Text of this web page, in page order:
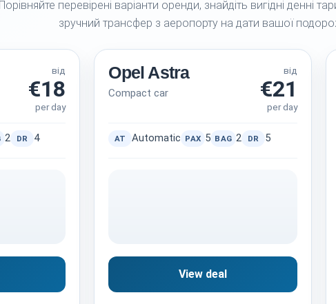
перевірені варіанти оренди, знайдіть вигідні денні
зручний трансфер з аеропорту на дати вашої
від
€18
per day
2 DR 4
Opel Astra
Compact car
від
€21
per day
AT Automatic PAX 5 BAG 2 DR 5
View deal